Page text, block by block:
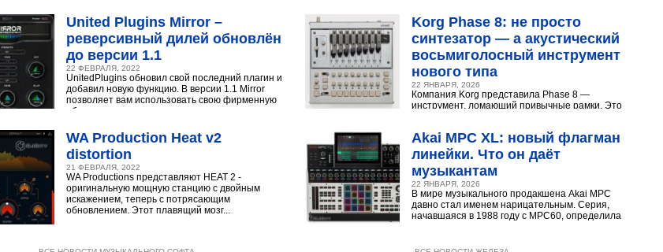
United Plugins Mirror –
реверсивный дилей обновлён
до версии 1.1
22 ФЕВРАЛЯ, 2022
UnitedPlugins обновил свой последний плагин и
добавил новую функцию. В версии 1.1 Mirror
позволяет вам использовать свою фирменную
обратную...
WA Production Heat v2
distortion
21 ФЕВРАЛЯ, 2022
WA Productions представляют HEAT 2 -
оригинальную мощную станцию с двойным
искажением, теперь с потрясающим
обновлением. Этот плавящий мозг...
Korg Phase 8: не просто
синтезатор — а акустический
восьмиголосный инструмент
нового типа
22 ЯНВАРЯ, 2026
Компания Korg представила Phase 8 —
инструмент, ломающий привычные рамки. Это
Akai MPC XL: новый флагман
линейки. Что он даёт
музыкантам
22 ЯНВАРЯ, 2026
В мире музыкального продакшена Akai MPC
давно стал именем нарицательным. Серия,
начавшаяся в 1988 году с MPC60, определила